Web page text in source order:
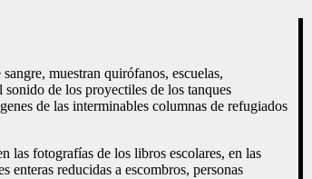
muestran quirófanos, escuelas,
de los proyectiles de los tanques
de las interminables columnas de refugiados
las fotografías de los libros escolares, en las
enteras reducidas a escombros, personas